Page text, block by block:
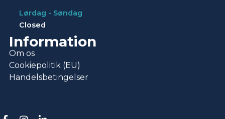
Lørdag - Søndag
Closed
Information
Om os
Cookiepolitik (EU)
Handelsbetingelser